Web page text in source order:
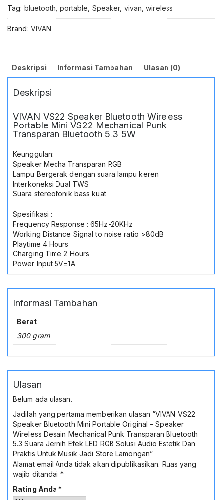
Mechanical
Transparan
Jernih
LED
Solusi
Audio
Estetik
Praktis
Untuk
Musik
Jadi
Store
Tag: bluetooth portable Speaker, vivan ,wireless
Brand: VIVAN
Deskripsi Informasi Tambahan Ulasan (0)
Deskripsi
VIVAN VS22 Speaker Bluetooth Wireless
Portable Mini VS22 Mechanical Punk
Transparan Bluetooth 5.3 5W
Keunggulan:
Speaker Mecha Transparan RGB
Lampu Bergerak dengan suara lampu keren
Interkoneksi Dual TWS
Suara stereofonik bass kuat
Spesifikasi :
Frequency Response : 65Hz-20KHz
Working Distance Signal to noise ratio >80dB
Playtime 4 Hours
Charging Time 2 Hours
Power Input 5V=1A
Informasi Tambahan
Berat
300 gram
Ulasan
Belum ada ulasan.
Jadilah yang pertama memberikan ulasan “VIVAN VS22
Speaker Bluetooth Mini Portable Original – Speaker
Wireless Desain Mechanical Punk Transparan Bluetooth
5.3 Suara Jernih Efek LED RGB Solusi Audio Estetik Dan
Praktis Untuk Musik Jadi Store Lamongan”
Alamat email Anda tidak akan dipublikasikan. Ruas yang
wajib ditandai *
Rating Anda*